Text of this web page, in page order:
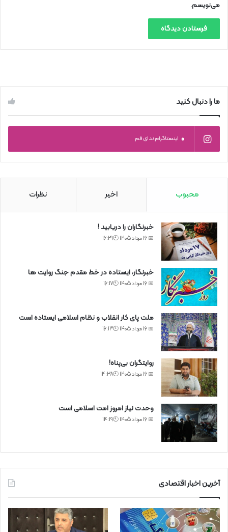
می‌نویسم.
ما را دنبال کنید
0 اینستاگرام ندای قم
محبوب اخیر نظرات
خبرنگاران را دریابید !
📅 16 مرداد 1405 🕙16:29
خبرنگار، ایستاده در خط مقدم جنگ روایت ها
📅 16 مرداد 1405 🕙16:17
ملت پای کار انقلاب و نظام اسلامی ایستاده است
📅 16 مرداد 1405 🕙16:13
روایتگران بی‌پناه!
📅 16 مرداد 1405 🕙14:38
وحدت نیاز امروز امت اسلامی است
📅 16 مرداد 1405 🕙14:19
آخرین اخبار اقتصادی